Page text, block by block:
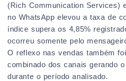
(Rich Communication Services)
no WhatsApp elevou a taxa de
índice supera os 4,85%
ocorreu somente pelo
O reflexo nas vendas também
combinado dos canais gerando
durante o período analisado.